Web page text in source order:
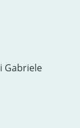
Gabriele